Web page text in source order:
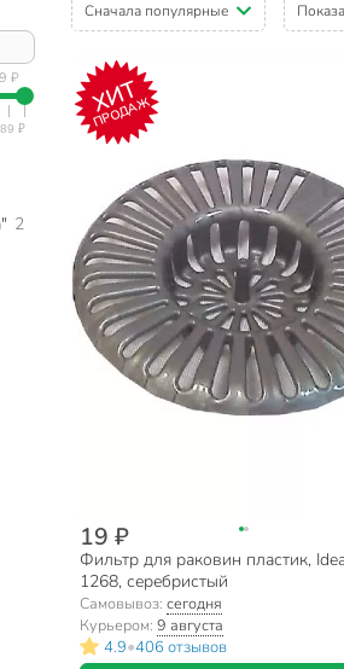
₽
2
Сначала популярные
ХИТ
ПРОДАЖ
19 ₽
Фильтр для раковин пластик,
1268, серебристый
Самовывоз: сегодня
Курьером: 9 августа
4.9•406 отзывов